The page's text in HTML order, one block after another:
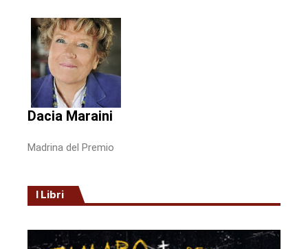
Dacia Maraini
Madrina del Premio
I Libri